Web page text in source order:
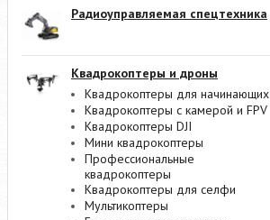
Радиоуправляемая спецтехника
Квадрокоптеры и дроны
Квадрокоптеры для начинающих
Квадрокоптеры с камерой и FPV
Квадрокоптеры DJI
Мини квадрокоптеры
Профессиональные
квадрокоптеры
Квадрокоптеры для селфи
Мультикоптеры